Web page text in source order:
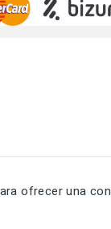
ofrecer una